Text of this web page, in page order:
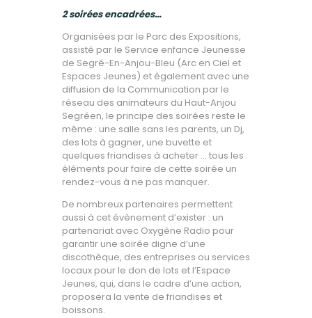
2 soirées encadrées…
Organisées par le Parc des Expositions,
assisté par le Service enfance Jeunesse
de Segré-En-Anjou-Bleu (Arc en Ciel et
Espaces Jeunes) et également avec une
diffusion de la Communication par le
réseau des animateurs du Haut-Anjou
Segréen, le principe des soirées reste le
même : une salle sans les parents, un Dj,
des lots à gagner, une buvette et
quelques friandises à acheter … tous les
éléments pour faire de cette soirée un
rendez-vous à ne pas manquer.
De nombreux partenaires permettent
aussi à cet évènement d’exister : un
partenariat avec Oxygène Radio pour
garantir une soirée digne d’une
discothèque, des entreprises ou services
locaux pour le don de lots et l’Espace
Jeunes, qui, dans le cadre d’une action,
proposera la vente de friandises et
boissons.